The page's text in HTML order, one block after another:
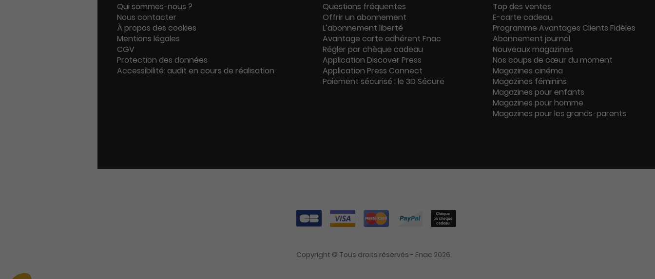
Qui sommes-nous ?
Nous contacter
À propos des cookies
Mentions légales
CGV
Protection des données
Accessibilité: audit en cours de réalisation
Questions fréquentes
Offrir un abonnement
L’abonnement liberté
Avantage carte adhérent Fnac
Régler par chèque cadeau
Application Discover Press
Application Press Connect
Paiement sécurisé : le 3D Sécure
Top des ventes
E-carte cadeau
Programme Avantages Clients Fidèles
Abonnement journal
Nouveaux magazines
Nos coups de cœur du moment
Magazines cinéma
Magazines féminins
Magazines pour enfants
Magazines pour homme
Magazines pour les grands-parents
Copyright © Tous droits réservés - Fnac 2026.